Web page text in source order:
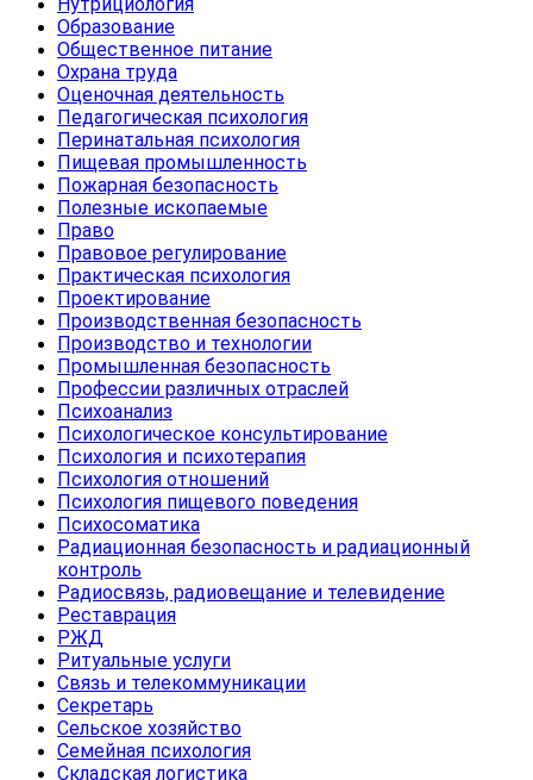
Образование
Общественное питание
Охрана труда
Оценочная деятельность
Педагогическая психология
Перинатальная психология
Пищевая промышленность
Пожарная безопасность
Полезные ископаемые
Право
Правовое регулирование
Практическая психология
Проектирование
Производственная безопасность
Производство и технологии
Промышленная безопасность
Профессии различных отраслей
Психоанализ
Психологическое консультирование
Психология и психотерапия
Психология отношений
Психология пищевого поведения
Психосоматика
Радиационная безопасность и радиационный
контроль
Радиосвязь, радиовещание и телевидение
Реставрация
РЖД
Ритуальные услуги
Связь и телекоммуникации
Секретарь
Сельское хозяйство
Семейная психология
Складская логистика